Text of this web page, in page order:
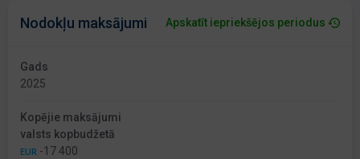
Nodokļu maksājumi Apskatīt iepriekšējos periodus
Gads
2025
Kopējie maksājumi
valsts kopbudžetā
EUR -17 400